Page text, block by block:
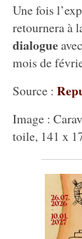
Une fois
retournera à
dialogue
mois de
Source :
Image :
toile, 141 x